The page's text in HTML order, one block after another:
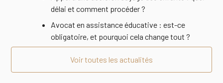
délai et comment procéder ?
Avocat en assistance éducative : est-ce
obligatoire, et pourquoi cela change tout ?
Voir toutes les actualités